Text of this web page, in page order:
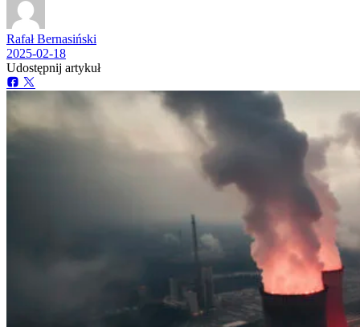
Rafał Bernasiński
2025-02-18
Udostępnij artykuł